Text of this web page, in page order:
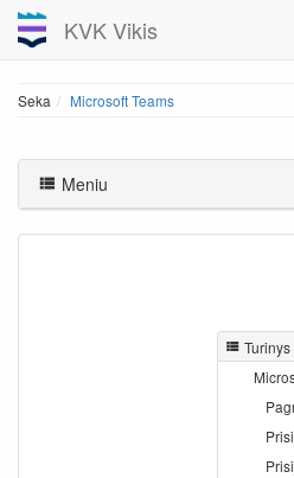
KVK Vikis
Seka Microsoft Teams
Meniu
Turinys